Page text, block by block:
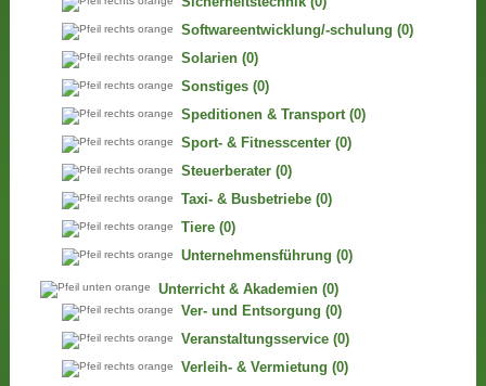
Softwareentwicklung/-schulung (0)
Solarien (0)
Sonstiges (0)
Speditionen & Transport (0)
Sport- & Fitnesscenter (0)
Steuerberater (0)
Taxi- & Busbetriebe (0)
Tiere (0)
Unternehmensführung (0)
Unterricht & Akademien (0)
Ver- und Entsorgung (0)
Veranstaltungsservice (0)
Verleih- & Vermietung (0)